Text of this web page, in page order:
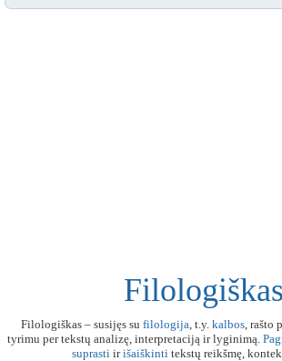
Filologiškas
Filologiškas – susijęs su filologija, t.y. kalbos, rašto
tyrimu per tekstų analizę, interpretaciją ir lyginimą.
suprasti irišaiškinti tekstų reikšmę,